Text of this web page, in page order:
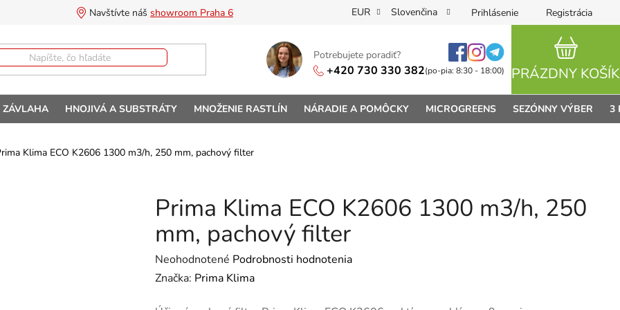
Navštívte náš showroom Praha 6 EUR Slovenčina Prihlásenie Registrácia
Potrebujete poradiť?
+420 730 330 382(po-pia: 8:30 - 18:00) PRÁZDNY KOŠÍK
ZÁVLAHA HNOJIVÁ A SUBSTRÁTY MNOŽENIE RASTLÍN NÁRADIE A POMÔCKY MICROGREENS SEZÓNNY VÝBER 3
Klima ECO K2606 1300 m3/h, 250 mm, pachový filter
Prima Klima ECO K2606 1300 m3/h, 250
mm, pachový filter
Priemerné hodnotenie produktu je 0,0 z 5 hviezdičiek.
Neohodnotené Podrobnosti hodnotenia
Značka: Prima Klima